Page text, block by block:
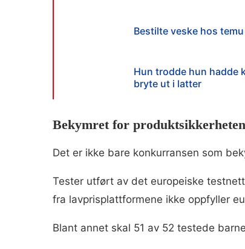
Bestilte veske hos
Hun trodde hun hadde
bryte ut i latter
Bekymret for produktsikkerheten
Det er ikke bare konkurransen som
Tester utført av det europeiske
fra lavprisplattformene ikke oppfyller
Blant annet skal 51 av 52 testede